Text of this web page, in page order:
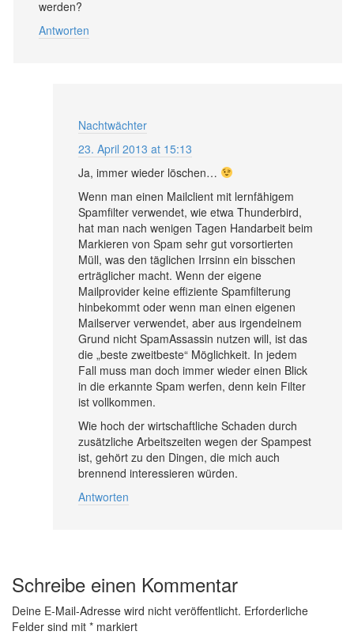
werden?
Antworten
Nachtwächter
23. April 2013 at 15:13
Ja, immer wieder löschen…
Wenn man einen Mailclient mit lernfähigem
Spamfilter verwendet, wie etwa Thunderbird,
hat man nach wenigen Tagen Handarbeit beim
Markieren von Spam sehr gut vorsortierten
Müll, was den täglichen Irrsinn ein bisschen
erträglicher macht. Wenn der eigene
Mailprovider keine effiziente Spamfilterung
hinbekommt oder wenn man einen eigenen
Mailserver verwendet, aber aus irgendeinem
Grund nicht SpamAssassin nutzen will, ist das
die „beste zweitbeste“ Möglichkeit. In jedem
Fall muss man doch immer wieder einen Blick
in die erkannte Spam werfen, denn kein Filter
ist vollkommen.
Wie hoch der wirtschaftliche Schaden durch
zusätzliche Arbeitszeiten wegen der Spampest
ist, gehört zu den Dingen, die mich auch
brennend interessieren würden.
Antworten
Schreibe einen Kommentar
Deine E-Mail-Adresse wird nicht veröffentlicht. Erforderliche
Felder sind mit * markiert